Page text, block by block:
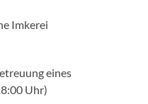
Imkerei
eines
Uhr)